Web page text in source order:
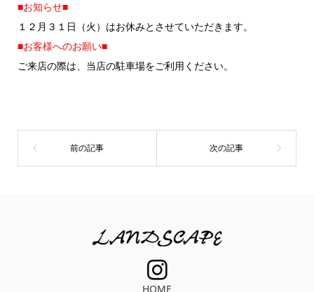
■お知らせ■
１２月３１日（火）はお休みとさせていただきます。
■お客様へのお願い■
ご来店の際は、当店の駐車場をご利用ください。
HOME